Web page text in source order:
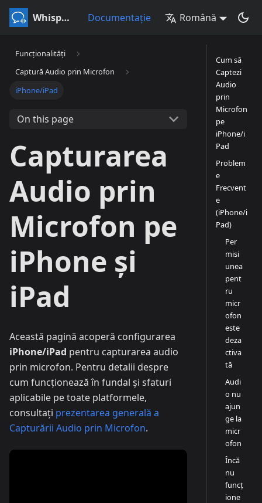
Whisperr Documentație Română
Funcționalități
Captură Audio prin Microfon
iPhone/iPad
On this page
Capturarea
Audio prin
Microfon pe
iPhone și
iPad
Această pagină acoperă configurarea
iPhone/iPad pentru capturarea audio
prin microfon. Pentru detalii despre
cum funcționează în fundal și sfaturi
aplicabile pe toate platformele,
consultați prezentarea generală a
Capturării Audio prin Microfon.
Cum să
Captezi
Audio
prin
Microfon
pe
iPhone/i
Pad
Problem
e
Frecvent
e
(iPhone/i
Pad)
Per
misi
unea
pent
ru
micr
ofon
este
deza
ctiva
tă
Audi
o nu
ajun
ge la
micr
ofon
Încă
nu
funcț
ione